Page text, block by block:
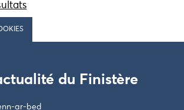
du Finistère
ar-bed